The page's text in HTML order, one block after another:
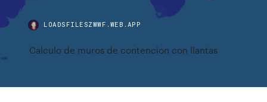
LOADSFILESZWWF.WEB.APP
Calculo de muros de contencion con llantas